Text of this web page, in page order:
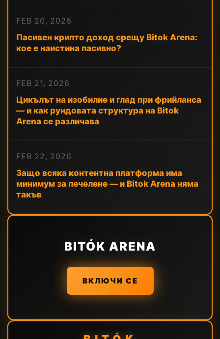
FEB 20, 2026
Пасивен крипто доход срещу Bitok Arena:
кое е наистина пасивно?
FEB 21, 2026
Цикълът на изобилие и глад при фрийланса
— и как рундовата структура на Bitok
Arena се различава
FEB 22, 2026
Защо всяка контентна платформа има
минимум за печелене — и Bitok Arena няма
такъв
BITÓK ARENA
ВКЛЮЧИ СЕ